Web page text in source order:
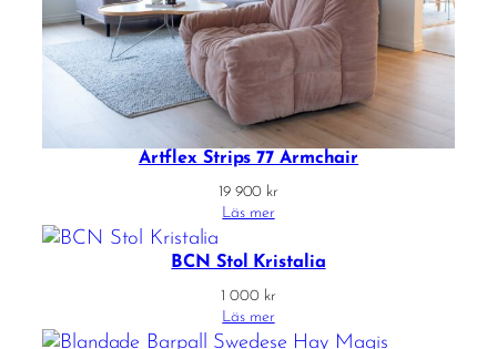
Artflex Strips 77 Armchair
19 900 kr
Läs mer
BCN Stol Kristalia
1 000 kr
Läs mer